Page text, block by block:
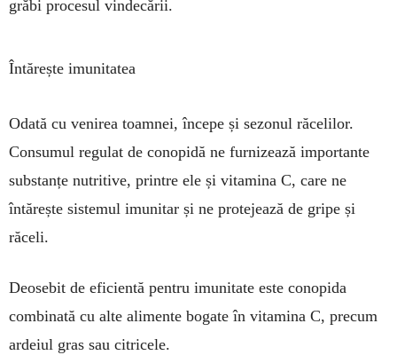
grăbi pro­cesul vindecării.
Întărește imunitatea
Odată cu venirea toamnei, începe și sezonul răcelilor.
Consumul regulat de conopidă ne furni­zează importante
substanțe nutritive, printre ele și vitamina C, care ne
întărește sistemul imu­nitar și ne protejează de gripe și
răceli.
Deosebit de eficientă pen­tru imunitate este co­no­pida
combinată cu alte alimente bogate în vita­mina C, precum
ardeiul gras sau citricele.